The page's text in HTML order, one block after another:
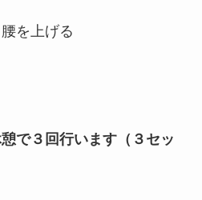
を上げる
で３回行います（３セッ